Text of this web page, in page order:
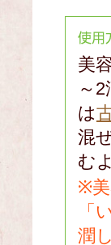
美
～2
は
混
む
※
「
潤